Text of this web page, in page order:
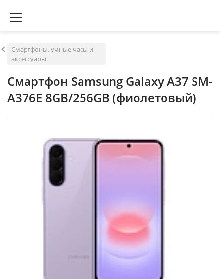
Смартфоны, умные часы и
аксессуары
Смартфон Samsung Galaxy A37 SM-
A376E 8GB/256GB (фиолетовый)